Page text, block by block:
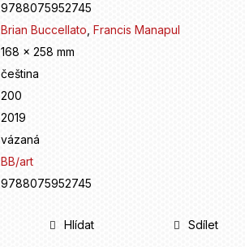
9788075952745
Brian Buccellato, Francis Manapul
168 x 258 mm
čeština
200
2019
vázaná
BB/art
9788075952745
Hlídat Sdílet